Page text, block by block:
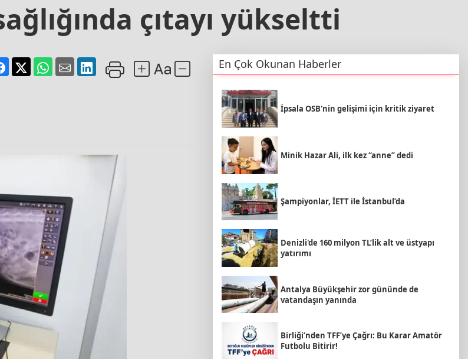
çıtayı yükseltti
En Çok Okunan Haberler
İpsala OSB'nin gelişimi için kritik ziyaret
Minik Hazar Ali, ilk kez “anne” dedi
Şampiyonlar, İETT ile İstanbul’da
Denizli'de 160 milyon TL’lik alt ve üstyapı
yatırımı
Antalya Büyükşehir zor gününde de
vatandaşın yanında
Birliği’nden TFF’ye Çağrı: Bu Karar Amatör
Futbolu Bitirir!